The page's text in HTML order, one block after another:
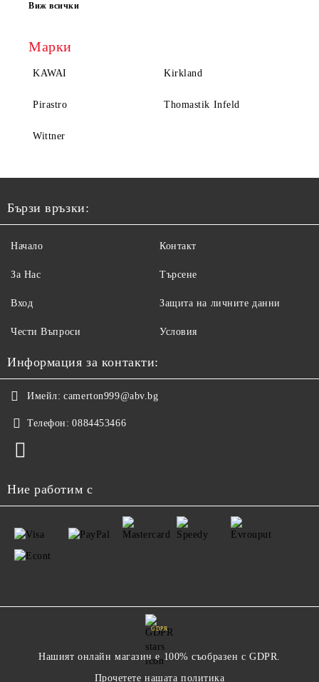
Виж всички
Марки
KAWAI Kirkland
Pirastro Thomastik Infeld
Wittner
Бързи връзки:
Начало
За Нас
Вход
Чести Въпроси
Контакт
Търсене
Защита на личните данни
Условия
Информация за контакти:
Имейл: camerton999@abv.bg
Телефон: 0884453466
Ние работим с
GDPR
Нашият онлайн магазин е 100% съобразен с GDPR.
Прочетете нашата политика